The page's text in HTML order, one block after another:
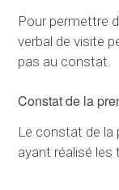
Pour permettre
verbal de visite
pas au constat.
Constat de la
Le constat de la
ayant réalisé les